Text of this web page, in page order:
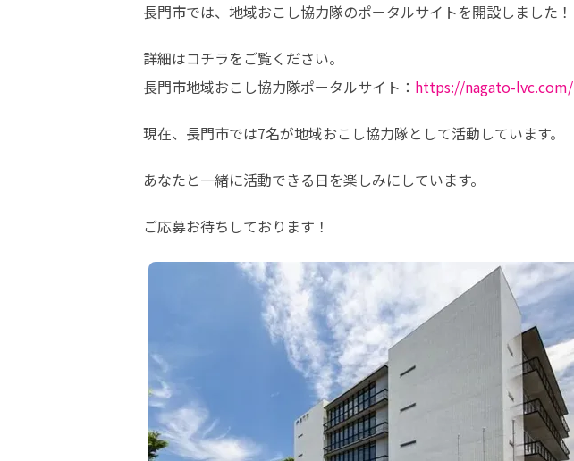
長門市では、地域おこし協力隊のポータルサイトを開設しました！
詳細はコチラをご覧ください。
長門市地域おこし協力隊ポータルサイト： https://nagato-lvc.com/
現在、長門市では7名が地域おこし協力隊として活動しています。
あなたと一緒に活動できる日を楽しみにしています。
ご応募お待ちしております！